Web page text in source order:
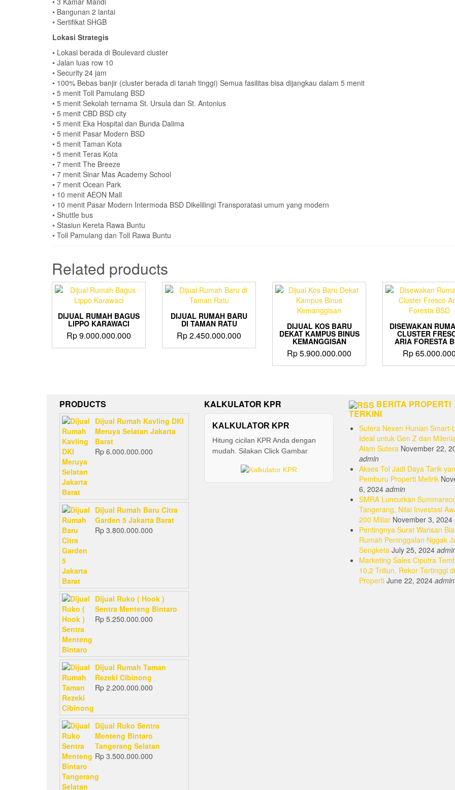
• Bangunan 2 lantai
• Sertifikat SHGB
Lokasi Strategis
• Lokasi berada di Boulevard cluster
• Jalan luas row 10
• Security 24 jam
• 100% Bebas banjir (cluster berada di tanah tinggi) Semua fasilitas bisa dijangkau dalam 5 menit
• 5 menit Toll Pamulang BSD
• 5 menit Sekolah ternama St. Ursula dan St. Antonius
• 5 menit CBD BSD city
• 5 menit Eka Hospital dan Bunda Dalima
• 5 menit Pasar Modern BSD
• 5 menit Taman Kota
• 5 menit Teras Kota
• 7 menit The Breeze
• 7 menit Sinar Mas Academy School
• 7 menit Ocean Park
• 10 menit AEON Mall
• 10 menit Pasar Modern Intermoda BSD Dikelilingi Transporatasi umum yang modern
• Shuttle bus
• Stasiun Kereta Rawa Buntu
• Toll Pamulang dan Toll Rawa Buntu
Related products
DIJUAL RUMAH BAGUS
LIPPO KARAWACI
Rp9.000.000.000
DIJUAL RUMAH BARU
DI TAMAN RATU
Rp2.450.000.000
DIJUAL KOS BARU
DEKAT KAMPUS BINUS
KEMANGGISAN
Rp5.900.000.000
DISEWAKAN
CLUSTER
ARIA FORESTA
Rp65.000.000
PRODUCTS
Dijual Rumah Kavling DKI
Meruya Selatan Jakarta
Barat
Rp 6.000.000.000
Dijual Rumah Baru Citra
Garden 5 Jakarta Barat
Rp 3.800.000.000
Dijual Ruko ( Hook )
Sentra Menteng Bintaro
Rp 5.250.000.000
Dijual Rumah Taman
Rezeki Cibinong
Rp 2.200.000.000
Dijual Ruko Sentra
Menteng Bintaro
Tangerang Selatan
Rp 3.500.000.000
KALKULATOR KPR
KALKULATOR KPR
Hitung cicilan KPR Anda dengan
mudah. Silakan Click Gambar
BERITA PROPERTI
TERKINI
Sutera Nexen Hunian Smart-
Ideal untuk Gen Z dan
Alam Sutera November 22,
admin
Akses Tol Jadi Daya Tarik
Pemburu Properti Melirik
6, 2024 admin
SMRA Luncurkan
Tangerang, Nilai Investasi
200 Miliar November 3, 2024
Pentingnya Surat Warisan
Rumah Peninggalan Nggak
Sengketa July 25, 2024
Marketing Sales Ciputra
10,2 Triliun, Rekor Tertinggi
Properti June 22, 2024 admin